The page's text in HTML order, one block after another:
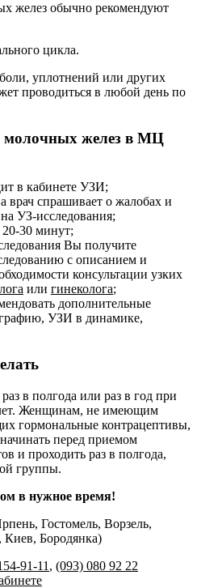
желез обычно рекомендуют
цикла.
уплотнений или других
проводиться в любой день по
молочных желез в МЦ
в кабинете УЗИ;
врач спрашивает о жалобах и
УЗ-исследования;
30 минут;
Вы получите
с описанием и
консультации узких
или гинеколога;
дополнительные
УЗИ в динамике,
в полгода или раз в год при
Женщинам, не имеющим
гормональные контрацептивы,
перед приемом
и проходить раз в полгода,
группы.
в нужное время!
Гостомель, Ворзель,
Бородянка)
91-11 , (093) 080 92 22